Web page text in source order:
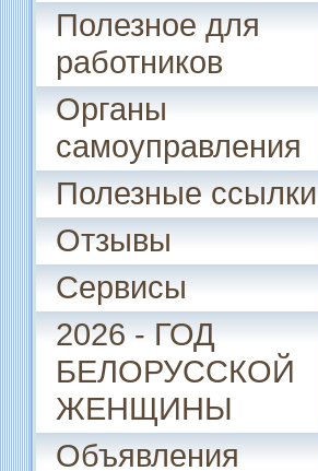
Полезное для
работников
Органы
самоуправления
Полезные ссылки
Отзывы
Сервисы
2026 - ГОД
БЕЛОРУССКОЙ
ЖЕНЩИНЫ
Объявления